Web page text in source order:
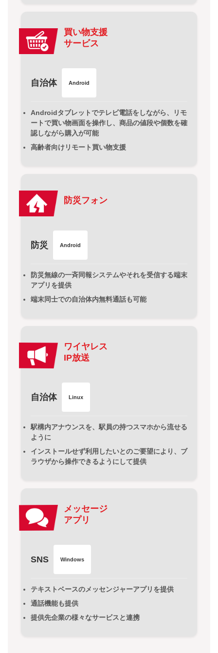
買い物支援
サービス
自治体 Android
Androidタブレットでテレビ電話をしながら、リモ
ートで買い物画面を操作し、商品の値段や個数を確
認しながら購入が可能
高齢者向けリモート買い物支援
防災フォン
防災 Android
防災無線の一斉同報システムやそれを受信する端末
アプリを提供
端末同士での自治体内無料通話も可能
ワイヤレス
IP放送
自治体 Linux
駅構内アナウンスを、駅員の持つスマホから流せる
ように
インストールせず利用したいとのご要望により、ブ
ラウザから操作できるようにして提供
メッセージ
アプリ
SNS Windows
テキストベースのメッセンジャーアプリを提供
通話機能も提供
提供先企業の様々なサービスと連携